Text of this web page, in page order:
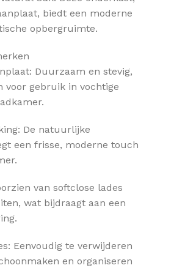
biedt een moderne
opbergruimte.
Duurzaam en stevig,
voor gebruik in vochtige
De natuurlijke
een frisse, moderne touch
van softclose lades
wat bijdraagt aan een
Eenvoudig te verwijderen
en organiseren